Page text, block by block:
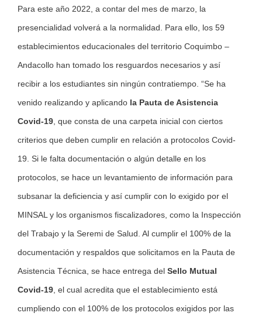
Para este año 2022, a contar del mes de marzo, la
presencialidad volverá a la normalidad. Para ello, los 59
establecimientos educacionales del territorio Coquimbo –
Andacollo han tomado los resguardos necesarios y así
recibir a los estudiantes sin ningún contratiempo. “Se ha
venido realizando y aplicando la Pauta de Asistencia
Covid-19 , que consta de una carpeta inicial con ciertos
criterios que deben cumplir en relación a protocolos Covid-
19. Si le falta documentación o algún detalle en los
protocolos, se hace un levantamiento de información para
subsanar la deficiencia y así cumplir con lo exigido por el
MINSAL y los organismos fiscalizadores, como la Inspección
del Trabajo y la Seremi de Salud. Al cumplir el 100% de la
documentación y respaldos que solicitamos en la Pauta de
Asistencia Técnica, se hace entrega del Sello Mutual
Covid-19 , el cual acredita que el establecimiento está
cumpliendo con el 100% de los protocolos exigidos por las